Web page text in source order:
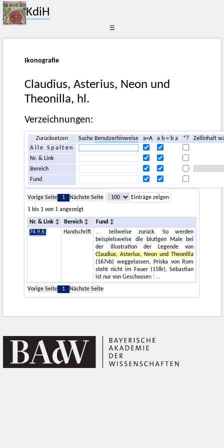
KdiH
☰
Ikonografie
Claudius, Asterius, Neon und
Theonilla, hl.
Verzeichnungen:
Zurücksetzen SucheBenutzerhinweise a=A a b = b a *?
Zellinhalt
Alle Spalten
Nr. & Link
Bereich
Fund
Vorige Seite 1 Nächste Seite
Einträge zeigen
1 bis 1 von 1 angezeigt
Nr. & Link Bereich
Fund
74.9.6.
Handschrift
r teilweise zurück. So werden
beispielsweise die blutigen Male bei
der Illustration der Legende von
Claudius, Asterius, Neon und Theonilla
(167vb) weggelassen, Priska von Rom
steht nicht im Feuer (158r), Sebastian
ist nur von Geschossen b
Vorige Seite
1 Nächste Seite